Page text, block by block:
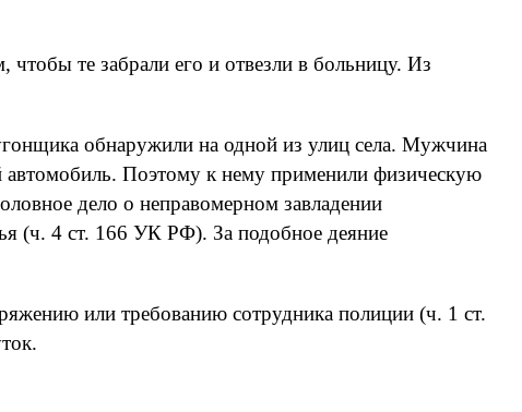
те забрали его и отвезли в больницу. Из
обнаружили на одной из улиц села. Мужчина
автомобиль. Поэтому к нему применили физическую
дело о неправомерном завладении
(ч. 4 ст. 166 УК РФ). За подобное деяние
или требованию сотрудника полиции (ч. 1 ст.